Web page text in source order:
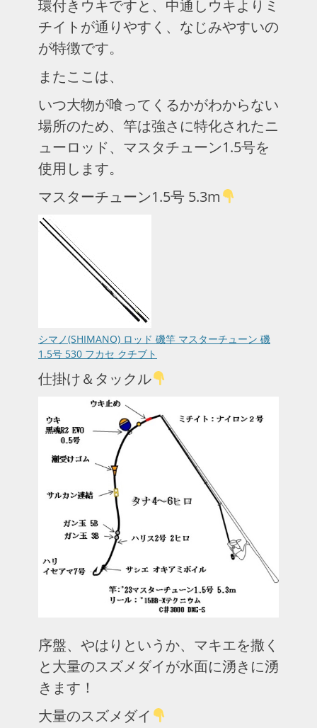
環付きウキですと、中通しウキよりミ
チイトが通りやすく、なじみやすいの
が特徴です。
またここは、
いつ大物が喰ってくるかがわからない
場所のため、竿は強さに特化されたニ
ューロッド、マスタチューン1.5号を
使用します。
マスターチューン1.5号 5.3m
シマノ(SHIMANO) ロッド 磯竿 マスターチューン 磯
1.5号 530 フカセ クチブト
仕掛け＆タックル
序盤、やはりというか、マキエを撒く
と大量のスズメダイが水面に湧きに湧
きます！
大量のスズメダイ